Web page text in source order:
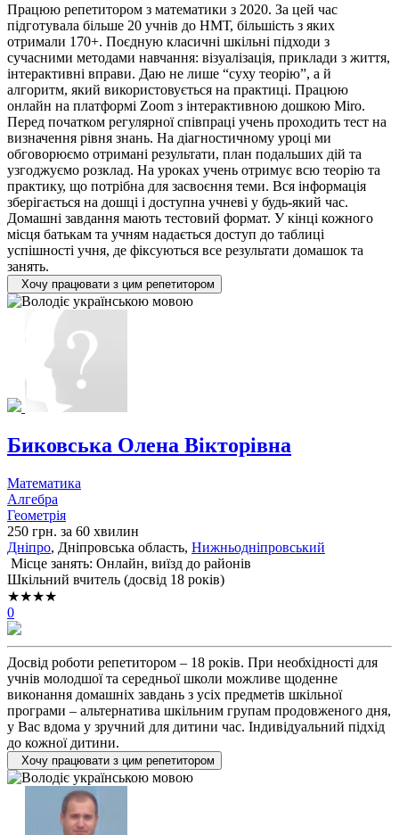
Працюю репетитором з математики з 2020. За цей час
підготувала більше 20 учнів до НМТ, більшість з яких
отримали 170+. Поєдную класичні шкільні підходи з
сучасними методами навчання: візуалізація, приклади з життя,
інтерактивні вправи. Даю не лише “суху теорію”, а й
алгоритм, який використовується на практиці. Працюю
онлайн на платформі Zoom з інтерактивною дошкою Miro.
Перед початком регулярної співпраці учень проходить тест на
визначення рівня знань. На діагностичному уроці ми
обговорюємо отримані результати, план подальших дій та
узгоджуємо розклад. На уроках учень отримує всю теорію та
практику, що потрібна для засвоєння теми. Вся інформація
зберігається на дошці і доступна учневі у будь-який час.
Домашні завдання мають тестовий формат. У кінці кожного
місця батькам та учням надається доступ до таблиці
успішності учня, де фіксуються все результати домашок та
занять.
Хочу працювати з цим репетитором
Биковська Олена Вікторівна
Математика
Алгебра
Геометрія
250 грн. за 60 хвилин
Дніпро, Дніпровська область, Нижньодніпровський
Місце занять: Онлайн, виїзд до районів
Шкільний вчитель (досвід 18 років)
★★★★
0
Досвід роботи репетитором – 18 років. При необхідності для
учнів молодшої та середньої школи можливе щоденне
виконання домашніх завдань з усіх предметів шкільної
програми – альтернатива шкільним групам продовженого дня,
у Вас вдома у зручний для дитини час. Індивідуальний підхід
до кожної дитини.
Хочу працювати з цим репетитором